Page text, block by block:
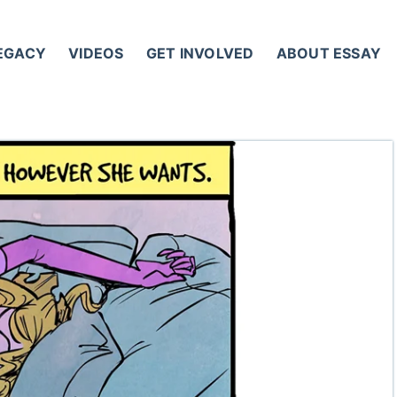
VIDEOS GET INVOLVED ABOUT ESSAY